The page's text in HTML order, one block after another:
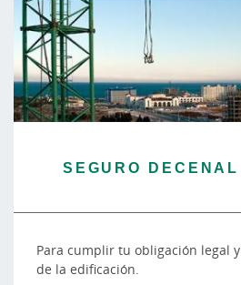
SEGURO
Para cumplir tu obligación legal
de la edificación.